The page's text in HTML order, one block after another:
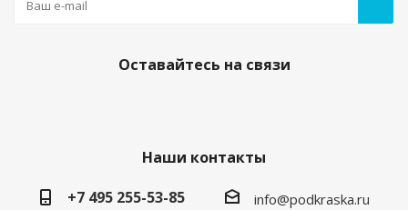
Оставайтесь на связи
Наши контакты
+7 495 255-53-85
info@podkraska.ru